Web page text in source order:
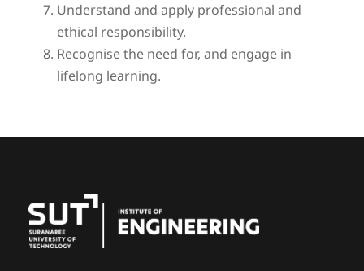
Understand and apply professional and
ethical responsibility.
Recognise the need for, and engage in
lifelong learning.